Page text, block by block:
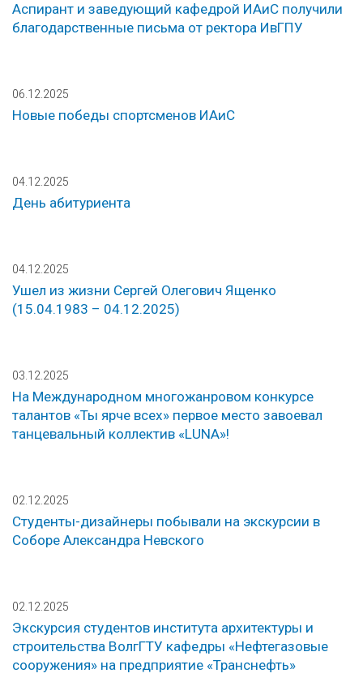
Аспирант и заведующий кафедрой ИАиС получили
благодарственные письма от ректора ИвГПУ
06.12.2025
Новые победы спортсменов ИАиС
04.12.2025
День абитуриента
04.12.2025
Ушел из жизни Сергей Олегович Ященко
(15.04.1983 – 04.12.2025)
03.12.2025
На Международном многожанровом конкурсе
талантов «Ты ярче всех» первое место завоевал
танцевальный коллектив «LUNA»!
02.12.2025
Студенты-дизайнеры побывали на экскурсии в
Соборе Александра Невского
02.12.2025
Экскурсия студентов института архитектуры и
строительства ВолгГТУ кафедры «Нефтегазовые
сооружения» на предприятие «Транснефть»